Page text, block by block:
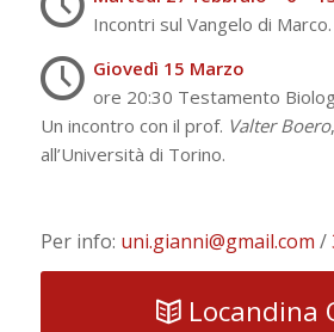
Incontri sul Vangelo di Marco.
Giovedì 15 Marzo
ore 20:30 Testamento
Un incontro con il prof. Valter Boero
all’Università di Torino.
Per info: uni.gianni@gmail.com /
Locandina